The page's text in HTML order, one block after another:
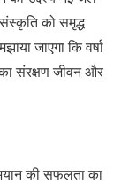
को समृद्ध
जाएगा कि वर्षा
संरक्षण जीवन और
की सफलता का